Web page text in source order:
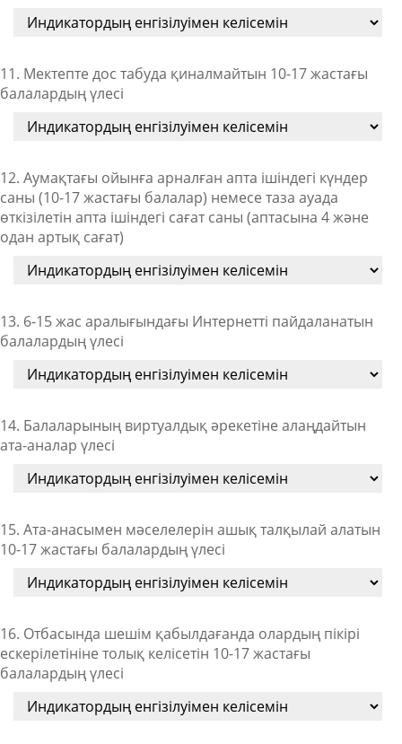
11. Мектепте дос табуда қиналмайтын 10-17 жастағы
балалардың үлесі
12. Аумақтағы ойынға арналған апта ішіндегі күндер
саны (10-17 жастағы балалар) немесе таза ауада
өткізілетін апта ішіндегі сағат саны (аптасына 4 және
одан артық сағат)
13. 6-15 жас аралығындағы Интернетті пайдаланатын
балалардың үлесі
14. Балаларының виртуалдық әрекетіне алаңдайтын
ата-аналар үлесі
15. Ата-анасымен мәселелерін ашық талқылай алатын
10-17 жастағы балалардың үлесі
16. Отбасында шешім қабылдағанда олардың пікірі
ескерілетініне толық келісетін 10-17 жастағы
балалардың үлесі